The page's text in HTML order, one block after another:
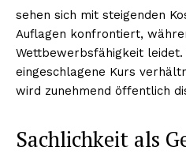
sehen sich mit steigenden
Auflagen konfrontiert,
Wettbewerbsfähigkeit leidet.
eingeschlagene Kurs
wird zunehmend öffentlich
Sachlichkeit als